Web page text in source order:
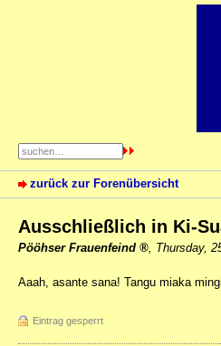
zurück zur Forenübersicht
Ausschließlich in Ki-
Pööhser Frauenfeind Thursday,
Aaah, asante sana! Tangu miaka
Eintrag gesperrt